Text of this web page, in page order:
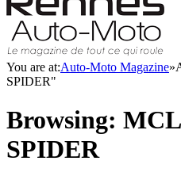
You are at:Auto-Moto Magazine»
SPIDER"
Browsing:
SPIDER